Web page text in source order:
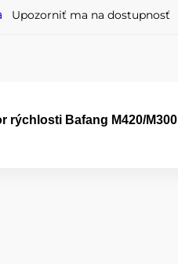
Upozorniť ma na dostupnosť
rýchlosti Bafang M420/M300